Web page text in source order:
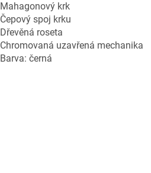
Mahagonový krk
Čepový spoj krku
Dřevěná roseta
Chromovaná uzavřená mechanika
Barva: černá